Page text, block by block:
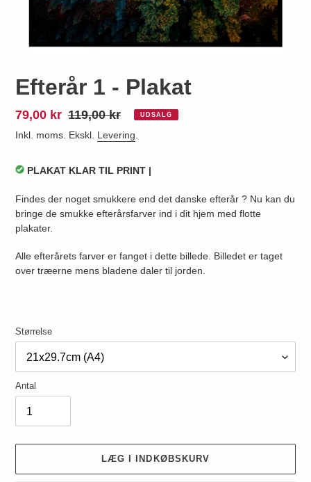
Efterår 1 - Plakat
Udsalgspris
79,00 kr Normalpris
119,00 kr UDSALG
Inkl. moms. Ekskl. Levering.
PLAKAT KLAR TIL PRINT |
Findes der noget smukkere end det danske efterår ? Nu kan du
bringe de smukke efterårsfarver ind i dit hjem med flotte
plakater.
Alle efterårets farver er fanget i dette billede. Billedet er taget
over træerne mens bladene daler til jorden.
Størrelse
Antal
LÆG I INDKØBSKURV